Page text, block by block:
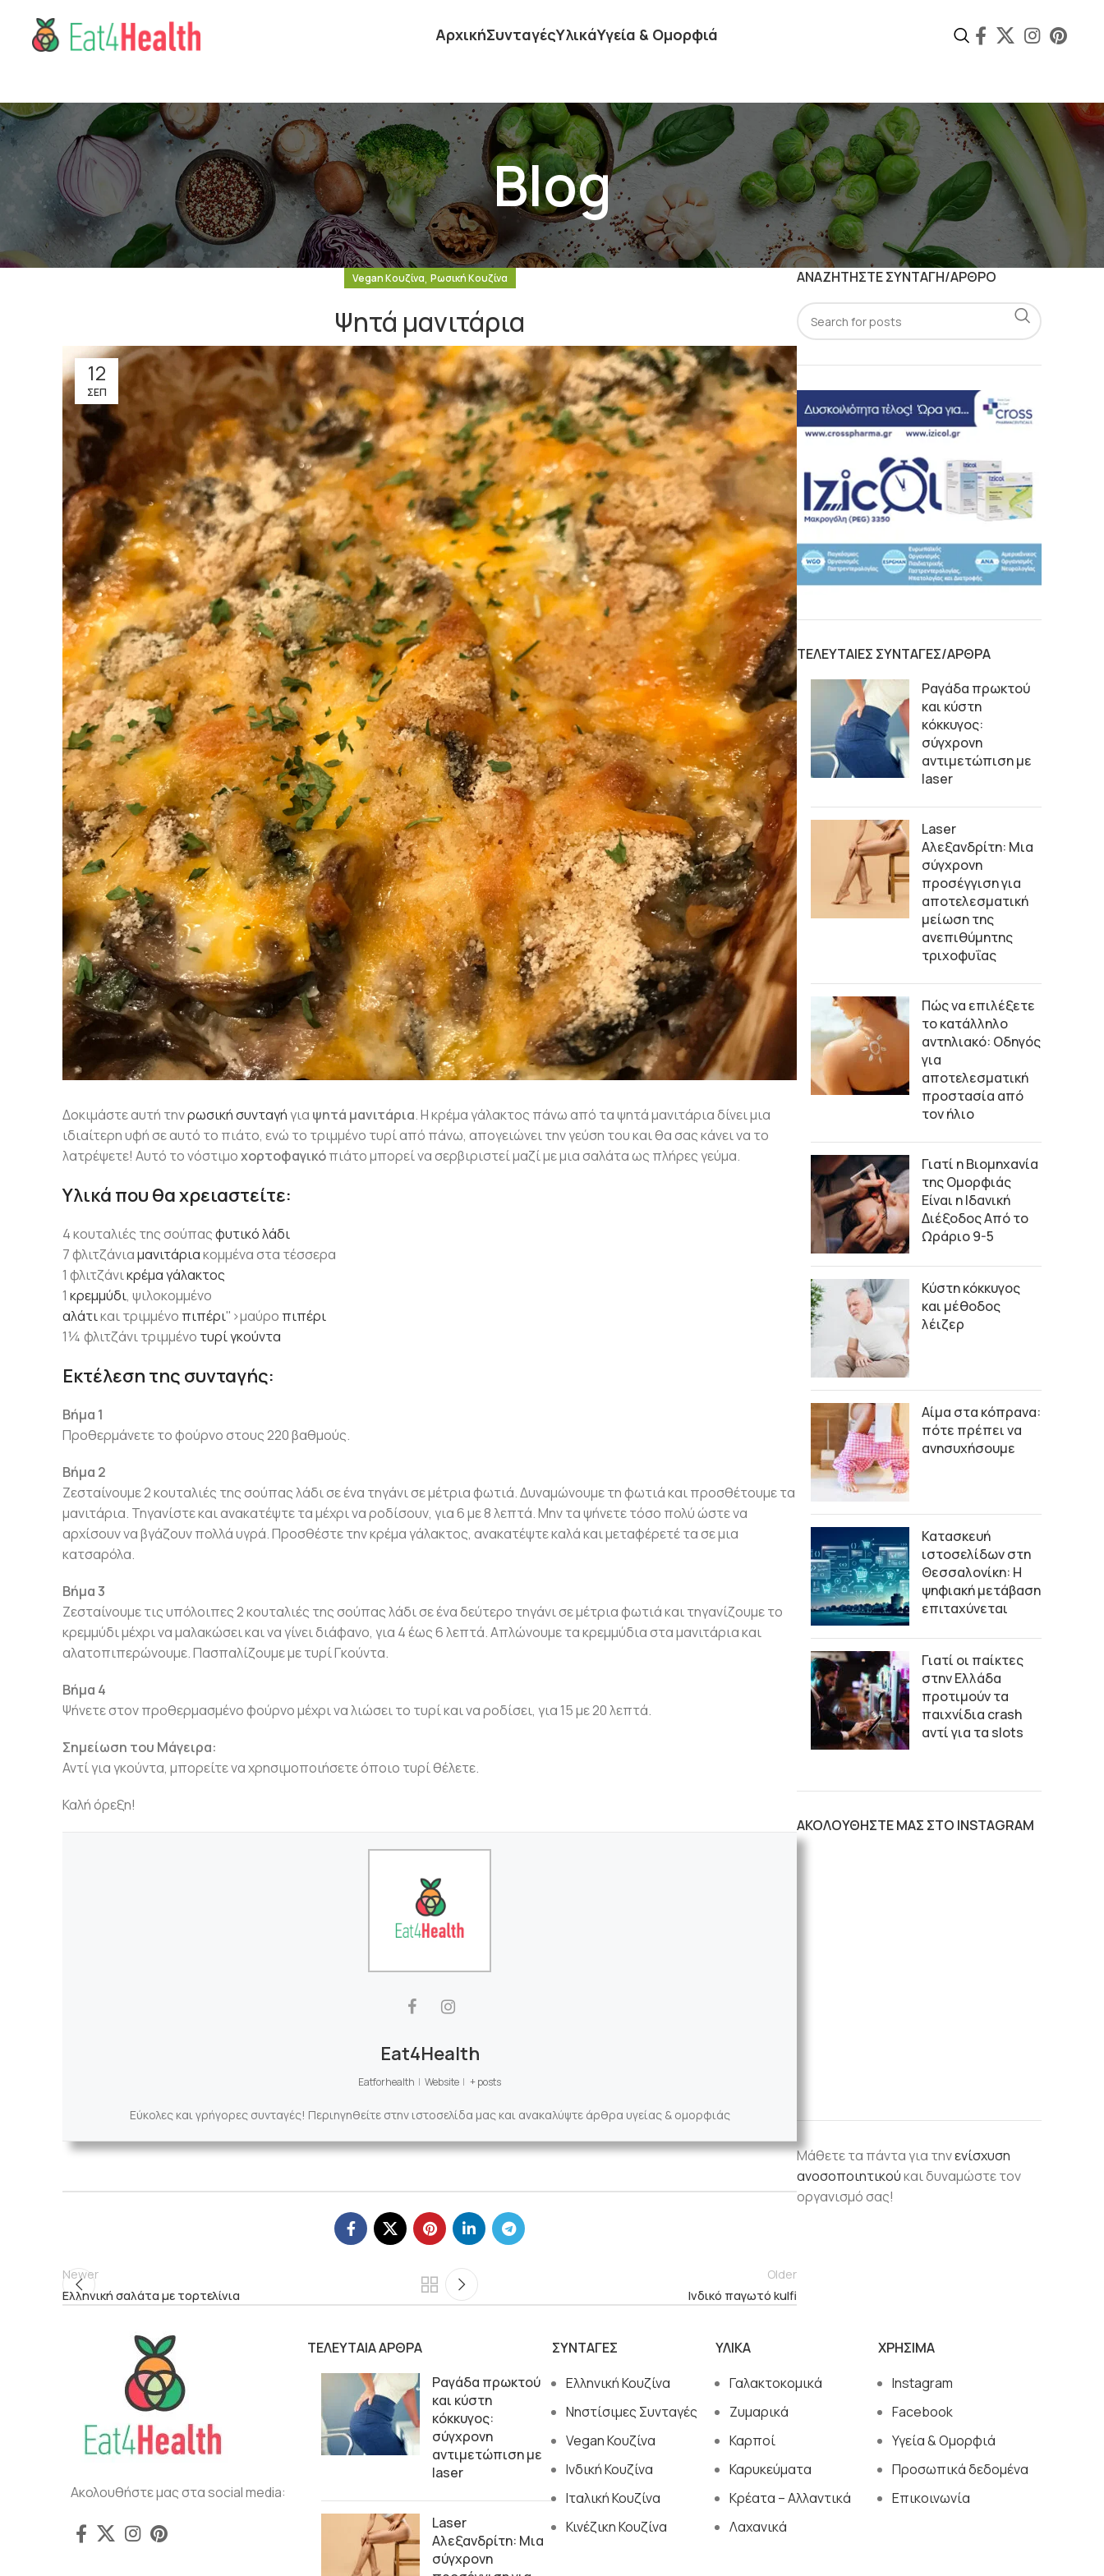
ΑρχικήΣυνταγέςΥλικάΥγεία & Ομορφιά
Blog
Vegan Κουζίνα, Ρωσική Κουζίνα
Ψητά μανιτάρια
12
ΣΕΠ
Δοκιμάστε αυτή τηνρωσική συνταγήγια ψητά μανιτάρια. Η κρέμα γάλακτος πάνω από τα ψητά μανιτάρια δίνει μια
ιδιαίτερη υφή σε αυτό το πιάτο, ενώ το τριμμένο τυρί από πάνω, απογειώνει την γεύση του και θα σας κάνει να το
λατρέψετε! Αυτό το νόστιμοχορτοφαγικόπιάτο μπορεί να σερβιριστεί μαζί με μια σαλάτα ως πλήρες γεύμα.
Υλικά που θα χρειαστείτε:
4 κουταλιές της σούπαςφυτικό λάδι
7 φλιτζάνιαμανιτάριακομμένα στα τέσσερα
1 φλιτζάνικρέμα γάλακτος
1 κρεμμύδι, ψιλοκομμένο
αλάτικαι τριμμένο πιπέρι">μαύρο πιπέρι
1¼ φλιτζάνι τριμμένο τυρίγκούντα
Εκτέλεση της συνταγής:
Βήμα 1
Προθερμάνετε το φούρνο στους 220 βαθμούς.
Βήμα 2
Ζεσταίνουμε 2 κουταλιές της σούπας λάδι σε ένα τηγάνι σε μέτρια φωτιά. Δυναμώνουμε τη φωτιά και προσθέτουμε τα
μανιτάρια. Τηγανίστε και ανακατέψτε τα μέχρι να ροδίσουν, για 6 με 8 λεπτά. Μην τα ψήνετε τόσο πολύ ώστε να
αρχίσουν να βγάζουν πολλά υγρά. Προσθέστε την κρέμα γάλακτος, ανακατέψτε καλά και μεταφέρετέ τα σε μια
κατσαρόλα.
Βήμα 3
Ζεσταίνουμε τις υπόλοιπες 2 κουταλιές της σούπας λάδι σε ένα δεύτερο τηγάνι σε μέτρια φωτιά και τηγανίζουμε το
κρεμμύδι μέχρι να μαλακώσει και να γίνει διάφανο, για 4 έως 6 λεπτά. Απλώνουμε τα κρεμμύδια στα μανιτάρια και
αλατοπιπερώνουμε. Πασπαλίζουμε με τυρί Γκούντα.
Βήμα 4
Ψήνετε στον προθερμασμένο φούρνο μέχρι να λιώσει το τυρί και να ροδίσει, για 15 με 20 λεπτά.
Σημείωση του Μάγειρα:
Αντί για γκούντα, μπορείτε να χρησιμοποιήσετε όποιο τυρί θέλετε.
Καλή όρεξη!
Eat4Health
Eatforhealth | Website | + posts
Εύκολες και γρήγορες συνταγές! Περιηγηθείτε στην ιστοσελίδα μας και ανακαλύψτε άρθρα υγείας & ομορφιάς
Newer
Ελληνική σαλάτα με τορτελίνια
Older
Ινδικό παγωτό kulfi
ΑΝΑΖΗΤΗΣΤΕ ΣΥΝΤΑΓΗ/ΑΡΘΡΟ
ΤΕΛΕΥΤΑΙΕΣ ΣΥΝΤΑΓΕΣ/ΑΡΘΡΑ
Ραγάδα πρωκτού
και κύστη
κόκκυγος:
σύγχρονη
αντιμετώπιση με
laser
Laser
Αλεξανδρίτη: Μια
σύγχρονη
προσέγγιση για
αποτελεσματική
μείωση της
ανεπιθύμητης
τριχοφυΐας
Πώς να επιλέξετε
το κατάλληλο
αντηλιακό: Οδηγός
για
αποτελεσματική
προστασία από
τον ήλιο
Γιατί η Βιομηχανία
της Ομορφιάς
Είναι η Ιδανική
Διέξοδος Από το
Ωράριο 9-5
Κύστη κόκκυγος
και μέθοδος
λέιζερ
Αίμα στα κόπρανα:
πότε πρέπει να
ανησυχήσουμε
Κατασκευή
ιστοσελίδων στη
Θεσσαλονίκη: Η
ψηφιακή μετάβαση
επιταχύνεται
Γιατί οι παίκτες
στην Ελλάδα
προτιμούν τα
παιχνίδια crash
αντί για τα slots
ΑΚΟΛΟΥΘΗΣΤΕ ΜΑΣ ΣΤΟ INSTAGRAM
Μάθετε τα πάντα για τηνενίσχυση
ανοσοποιητικούκαι δυναμώστε τον
οργανισμό σας!
Ακολουθήστε μας στα social media:
ΤΕΛΕΥΤΑΙΑ ΑΡΘΡΑ
Ραγάδα πρωκτού
και κύστη
κόκκυγος:
σύγχρονη
αντιμετώπιση με
laser
Laser
Αλεξανδρίτη: Μια
σύγχρονη
ΣΥΝΤΑΓΕΣ
Ελληνική Κουζίνα
Νηστίσιμες Συνταγές
Vegan Κουζίνα
Ινδική Κουζίνα
Ιταλική Κουζίνα
Κινέζικη Κουζίνα
ΥΛΙΚΑ
Γαλακτοκομικά
Ζυμαρικά
Καρποί
Καρυκεύματα
Κρέατα – Αλλαντικά
Λαχανικά
ΧΡΗΣΙΜΑ
Instagram
Facebook
Υγεία & Ομορφιά
Προσωπικά δεδομένα
Επικοινωνία